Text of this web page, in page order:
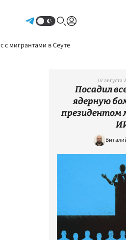
с мигрантами в Сеуте
07 августа
Посадил
ядерную
президентом